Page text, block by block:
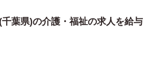
葉県)の介護・福祉の求人を給与